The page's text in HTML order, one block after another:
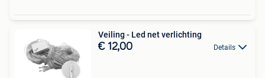
Veiling - Led net verlichting
€ 12,00 Details